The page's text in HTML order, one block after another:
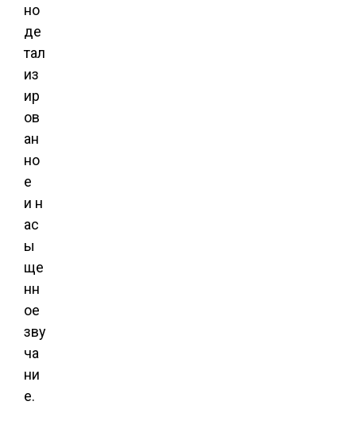
но
де
тал
из
ир
ов
ан
но
е
и н
ас
ы
ще
нн
ое
зву
ча
ни
е.